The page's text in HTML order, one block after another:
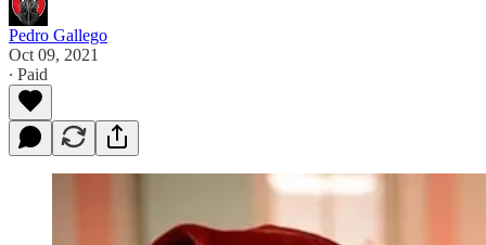
Pedro Gallego
Oct 09, 2021
∙ Paid